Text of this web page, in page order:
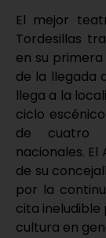
El mejor
Tordesillas
en su
de la llegada
llega a la
ciclo
de cuatro
nacionales.
de su
por la
cita ineludible
cultura en